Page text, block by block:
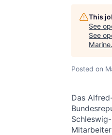
This
See
See
Marine.
Posted on
Das